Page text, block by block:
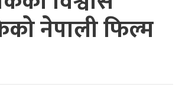
नेपाली फिल्म